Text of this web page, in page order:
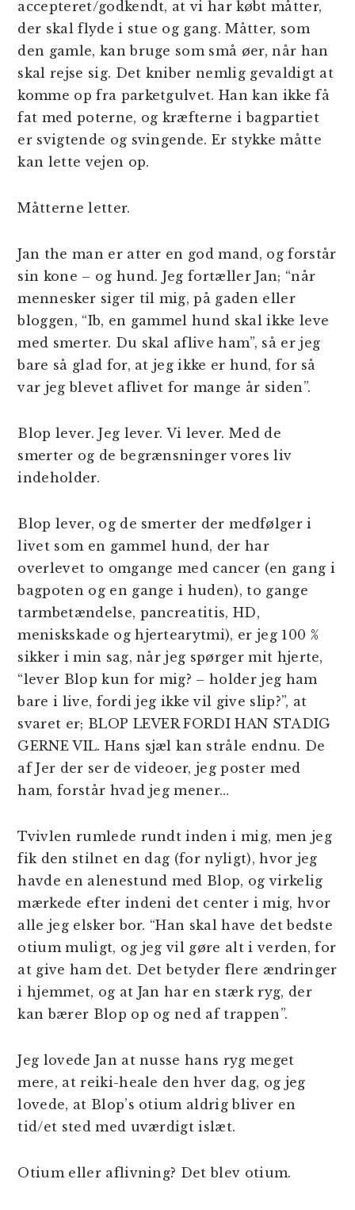
accepteret/godkendt, at vi har købt måtter,
der skal flyde i stue og gang. Måtter, som
den gamle, kan bruge som små øer, når han
skal rejse sig. Det kniber nemlig gevaldigt at
komme op fra parketgulvet. Han kan ikke få
fat med poterne, og kræfterne i bagpartiet
er svigtende og svingende. Er stykke måtte
kan lette vejen op.
Måtterne letter.
Jan the man er atter en god mand, og forstår
sin kone – og hund. Jeg fortæller Jan; “når
mennesker siger til mig, på gaden eller
bloggen, “Ib, en gammel hund skal ikke leve
med smerter. Du skal aflive ham”, så er jeg
bare så glad for, at jeg ikke er hund, for så
var jeg blevet aflivet for mange år siden”.
Blop lever. Jeg lever. Vi lever. Med de
smerter og de begrænsninger vores liv
indeholder.
Blop lever, og de smerter der medfølger i
livet som en gammel hund, der har
overlevet to omgange med cancer (en gang i
bagpoten og en gange i huden), to gange
tarmbetændelse, pancreatitis, HD,
meniskskade og hjertearytmi), er jeg 100 %
sikker i min sag, når jeg spørger mit hjerte,
“lever Blop kun for mig? – holder jeg ham
bare i live, fordi jeg ikke vil give slip?”, at
svaret er; BLOP LEVER FORDI HAN STADIG
GERNE VIL. Hans sjæl kan stråle endnu. De
af Jer der ser de videoer, jeg poster med
ham, forstår hvad jeg mener…
Tvivlen rumlede rundt inden i mig, men jeg
fik den stilnet en dag (for nyligt), hvor jeg
havde en alenestund med Blop, og virkelig
mærkede efter indeni det center i mig, hvor
alle jeg elsker bor. “Han skal have det bedste
otium muligt, og jeg vil gøre alt i verden, for
at give ham det. Det betyder flere ændringer
i hjemmet, og at Jan har en stærk ryg, der
kan bærer Blop op og ned af trappen”.
Jeg lovede Jan at nusse hans ryg meget
mere, at reiki-heale den hver dag, og jeg
lovede, at Blop’s otium aldrig bliver en
tid/et sted med uværdigt islæt.
Otium eller aflivning? Det blev otium.